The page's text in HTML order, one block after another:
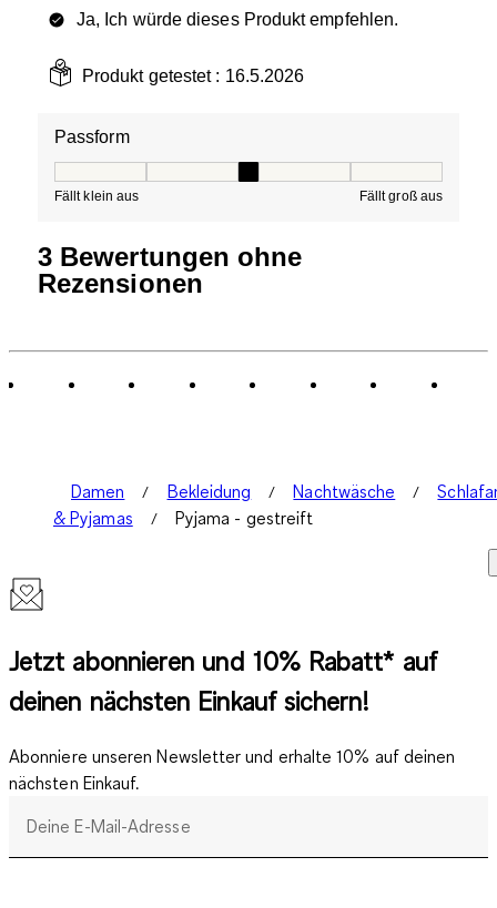
Ja, Ich würde dieses Produkt empfehlen.
Produkt getestet : 16.5.2026
Passform
Fällt klein aus Fällt groß aus
3 Bewertungen ohne
Rezensionen
Damen Bekleidung Nachtwäsche
& Pyjamas
Pyjama - gestreift
Jetzt abonnieren und 10% Rabatt* auf
deinen nächsten Einkauf sichern!
Abonniere unseren Newsletter und erhalte 10% auf deinen
nächsten Einkauf.
Deine E-Mail-Adresse